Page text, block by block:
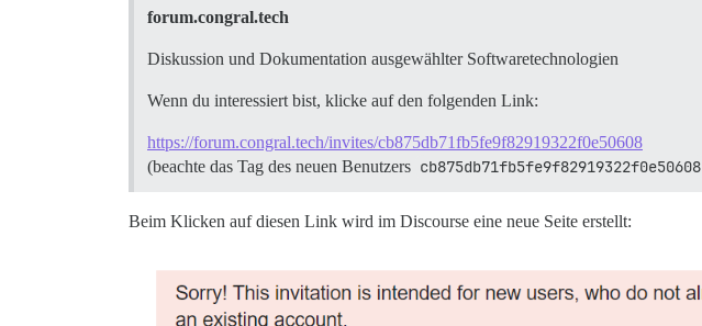
forum.congral.tech
Diskussion und Dokumentation ausgewählter Softwaretechnologien
Wenn du interessiert bist, klicke auf den folgenden Link:
https://forum.congral.tech/invites/cb875db71fb5fe9f82919322f0e50608
(beachte das Tag des neuen Benutzers cb875db71fb5fe9f82919322f0e50608
Beim Klicken auf diesen Link wird im Discourse eine neue Seite erstellt: